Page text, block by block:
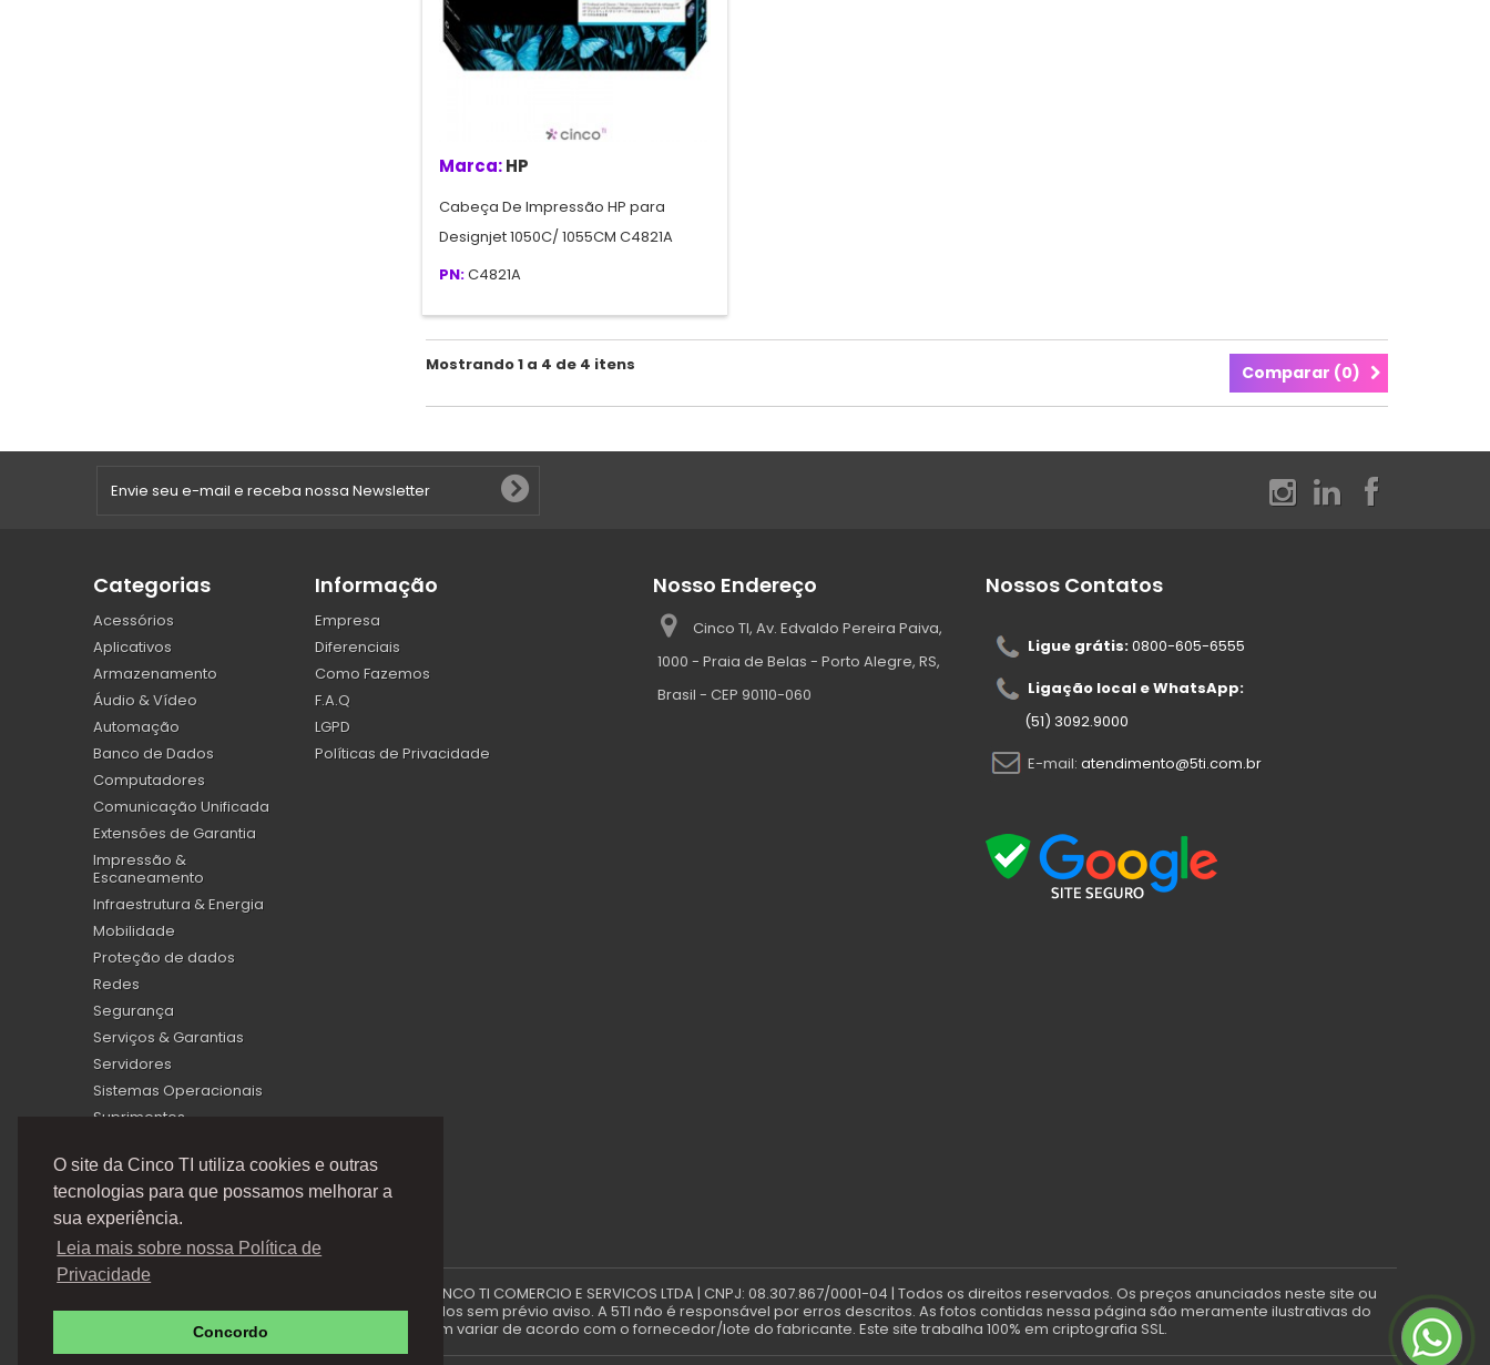
O site da Cinco TI utiliza cookies e outras
tecnologias para que possamos melhorar a
sua experiência.
Leia mais sobre nossa Política de
Privacidade
Concordo
Marca:HP
Cabeça De Impressão HP para
Designjet 1050C/ 1055CM C4821A
PN:C4821A
Comparar (0)
Mostrando 1 a 4 de 4 itens
Categorias
Acessórios
Aplicativos
Armazenamento
Áudio & Vídeo
Automação
Banco de Dados
Computadores
Comunicação Unificada
Extensões de Garantia
Impressão &
Escaneamento
Infraestrutura & Energia
Mobilidade
Proteção de dados
Redes
Segurança
Serviços & Garantias
Servidores
Sistemas Operacionais
Suprimentos
Informação
Empresa
Diferenciais
Como Fazemos
F.A.Q
LGPD
Políticas de Privacidade
A Cinco TI (5TI) é uma marca registrada de CINCO TI COMERCIO E SERVICOS LTDA | CNPJ: 08.307.867/0001-04 | Todos os direitos reservados. Os preços anunciados neste site ou
via e-mails promocionais podem ser alterados sem prévio aviso. A 5TI não é responsável por erros descritos. As fotos contidas nessa página são meramente ilustrativas do
produto e podem variar de acordo com o fornecedor/lote do fabricante. Este site trabalha 100% em criptografia SSL.
Nosso Endereço
Cinco TI, Av. Edvaldo Pereira Paiva,
1000 - Praia de Belas - Porto Alegre, RS,
Brasil - CEP 90110-060
Nossos Contatos
Ligue grátis:0800-605-6555
Ligação local e WhatsApp:
(51) 3092.9000
E-mail: atendimento@5ti.com.br